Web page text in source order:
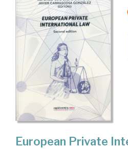
European Private